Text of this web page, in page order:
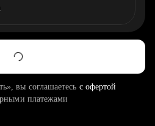
вы соглашаетесь с офертой
платежами